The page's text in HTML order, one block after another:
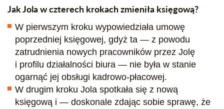
Jak Jola w czterech krokach zmieniła księgową?
W pierwszym kroku wypowiedziała umowę
poprzedniej księgowej, gdyż ta — z powodu
zatrudnienia nowych pracowników przez Jolę
i profilu działalności biura — nie była w stanie
ogarnąć jej obsługi kadrowo-płacowej.
W drugim kroku Jola spotkała się z nową
księgową i — doskonale zdając sobie sprawę, że